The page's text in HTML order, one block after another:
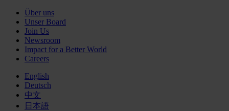
Über uns
Unser Board
Join Us
Newsroom
Impact for a Better World
Careers
English
Deutsch
中文
日本語